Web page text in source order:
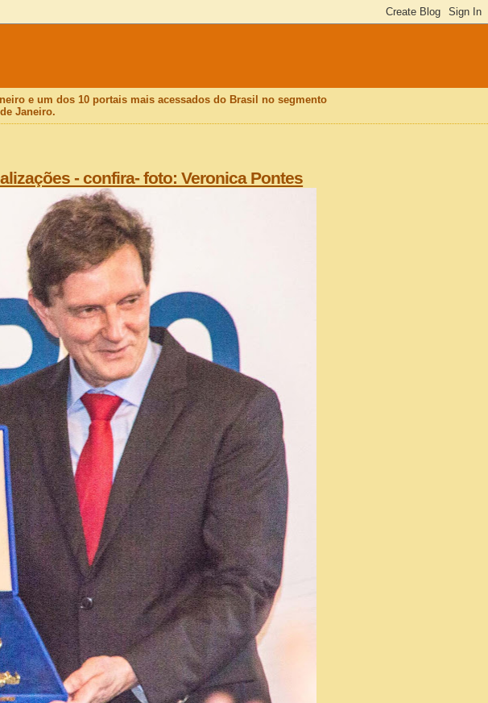
e um dos 10 portais mais acessados do Brasil no segmento
Janeiro.
- confira- foto: Veronica Pontes